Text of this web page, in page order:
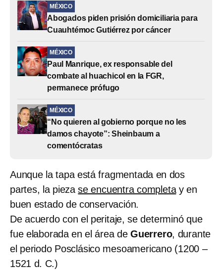
MÉXICO
Abogados piden prisión domiciliaria para
Cuauhtémoc Gutiérrez por cáncer
MÉXICO
Paul Manrique, ex responsable del
combate al huachicol en la FGR,
permanece prófugo
MÉXICO
“No quieren al gobierno porque no les
damos chayote”: Sheinbaum a
comentócratas
Aunque la tapa está fragmentada en dos
partes, la piezase encuentra completay en
buen estado de conservación.
De acuerdo con el peritaje, se determinó que
fue elaborada en el área deGuerrero, durante
el periodo Posclásico mesoamericano (1200 –
1521 d. C.)